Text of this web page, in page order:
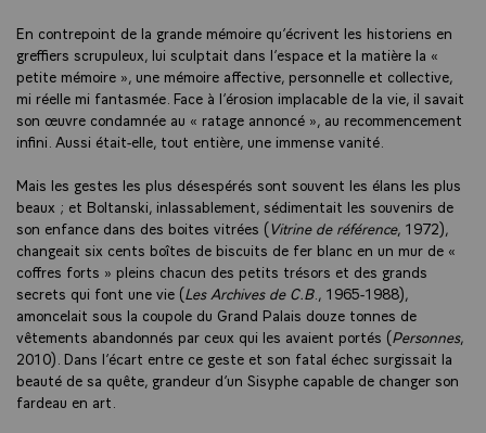
En contrepoint de la grande mémoire qu’écrivent les historiens en
greffiers scrupuleux, lui sculptait dans l’espace et la matière la «
petite mémoire », une mémoire affective, personnelle et collective,
mi réelle mi fantasmée. Face à l’érosion implacable de la vie, il savait
son œuvre condamnée au « ratage annoncé », au recommencement
infini. Aussi était-elle, tout entière, une immense vanité.
Mais les gestes les plus désespérés sont souvent les élans les plus
beaux ; et Boltanski, inlassablement, sédimentait les souvenirs de
son enfance dans des boites vitrées (Vitrine de référence, 1972),
changeait six cents boîtes de biscuits de fer blanc en un mur de «
coffres forts » pleins chacun des petits trésors et des grands
secrets qui font une vie (Les Archives de C.B., 1965-1988),
amoncelait sous la coupole du Grand Palais douze tonnes de
vêtements abandonnés par ceux qui les avaient portés (Personnes,
2010). Dans l’écart entre ce geste et son fatal échec surgissait la
beauté de sa quête, grandeur d’un Sisyphe capable de changer son
fardeau en art.